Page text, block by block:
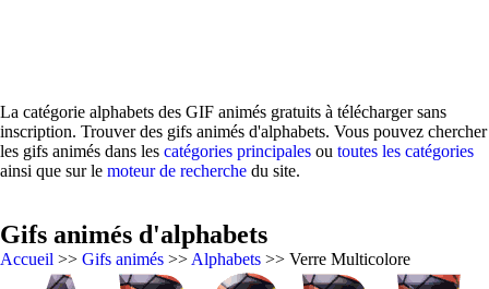
La catégorie alphabets des GIF animés gratuits à télécharger sans
inscription. Trouver des gifs animés d'alphabets. Vous pouvez chercher
les gifs animés dans les catégories principales ou toutes les catégories
ainsi que sur le moteur de recherche du site.
Gifs animés d'alphabets
Accueil >> Gifs animés >> Alphabets >> Verre Multicolore